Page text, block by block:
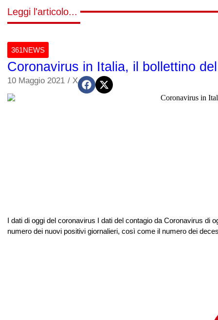
Leggi l'articolo...
361NEWS
Coronavirus in Italia, il bollettino
10 Maggio 2021 / X
I dati di oggi del coronavirus I dati del contagio da Coronavirus di
numero dei nuovi positivi giornalieri, così come il numero dei